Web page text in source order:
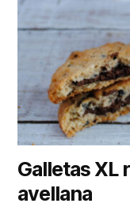
Galletas XL
avellana